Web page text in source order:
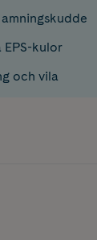
kulor
och vila